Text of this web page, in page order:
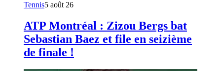
Tennis5 août 26
ATP Montréal : Zizou Bergs bat
Sebastian Baez et file en seizième
de finale !